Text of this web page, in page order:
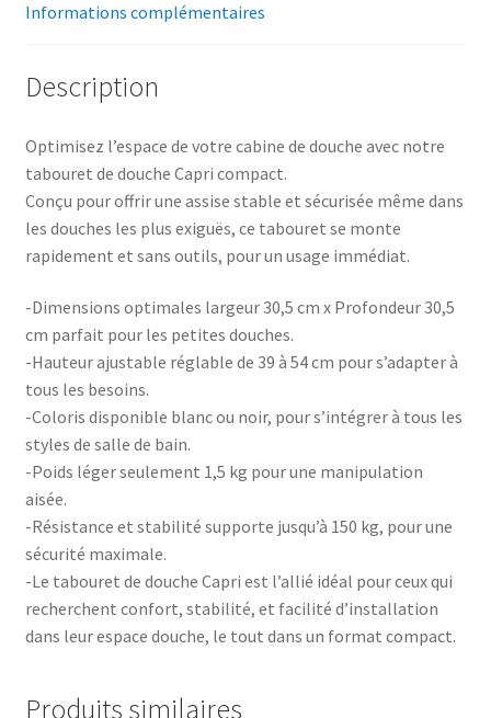
Informations complémentaires
Description
Optimisez l’espace de votre cabine de douche avec notre
tabouret de douche Capri compact.
Conçu pour offrir une assise stable et sécurisée même dans
les douches les plus exiguës, ce tabouret se monte
rapidement et sans outils, pour un usage immédiat.
-Dimensions optimales largeur 30,5 cm x Profondeur 30,5
cm parfait pour les petites douches.
-Hauteur ajustable réglable de 39 à 54 cm pour s’adapter à
tous les besoins.
-Coloris disponible blanc ou noir, pour s’intégrer à tous les
styles de salle de bain.
-Poids léger seulement 1,5 kg pour une manipulation
aisée.
-Résistance et stabilité supporte jusqu’à 150 kg, pour une
sécurité maximale.
-Le tabouret de douche Capri est l’allié idéal pour ceux qui
recherchent confort, stabilité, et facilité d’installation
dans leur espace douche, le tout dans un format compact.
Produits similaires